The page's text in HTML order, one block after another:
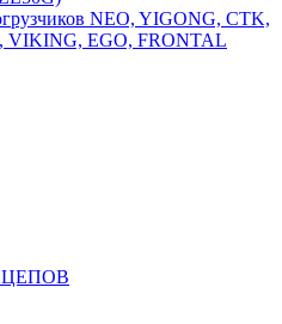
NEO, YIGONG, CTK,
EGO, FRONTAL